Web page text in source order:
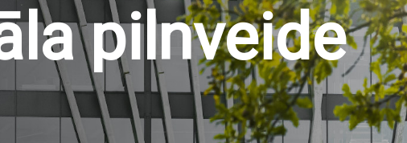
pilnveide